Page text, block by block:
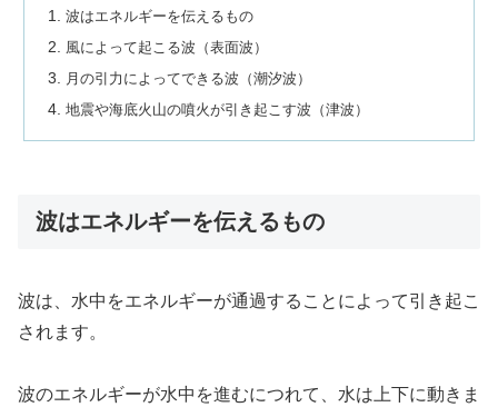
波はエネルギーを伝えるもの
風によって起こる波（表面波）
月の引力によってできる波（潮汐波）
地震や海底火山の噴火が引き起こす波（津波）
波はエネルギーを伝えるもの
波は、水中をエネルギーが通過することによって引き起こ
されます。
波のエネルギーが水中を進むにつれて、水は上下に動きま